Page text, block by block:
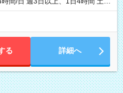
レジの仕事とW
空いている時間を有効活用した
る 詳細へ